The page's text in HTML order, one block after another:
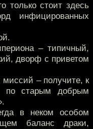
только стоит здесь
инфицированных
– типичный,
дворф с приветом
– получите, к
по старым добрым
в неком особом
баланс драки,